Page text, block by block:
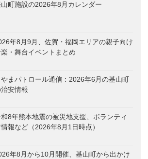
町施設の2026年8月カレンダー
年8月9月、佐賀・福岡エリアの親子向け
・舞台イベントまとめ
やまパトロール通信：2026年6月の基山町
安情報
8年熊本地震の被災地支援、ボランティ
報など（2026年8月1日時点）
年8月から10月開催、基山町から出かけ